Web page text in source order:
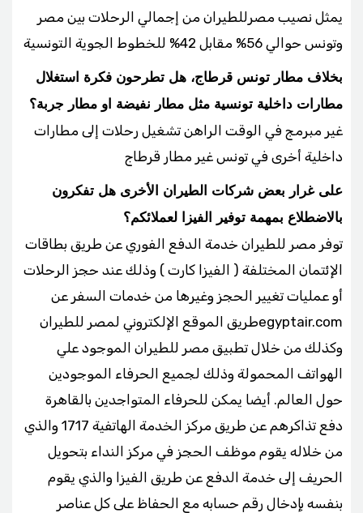
يمثل نصيب مصرللطيران من إجمالي الرحلات بين مصر
وتونس حوالي 56% مقابل 42% للخطوط الجوية التونسية
بخلاف مطار تونس قرطاج، هل تطرحون فكرة استغلال
مطارات داخلية تونسية مثل مطار نفيضة او مطار جربة؟
غير مبرمج في الوقت الراهن تشغيل رحلات إلى مطارات
داخلية أخرى في تونس غير مطار قرطاج
على غرار بعض شركات الطيران الأخرى هل تفكرون
بالاضطلاع بمهمة توفير الفيزا لعملائكم؟
توفر مصر للطيران خدمة الدفع الفوري عن طريق بطاقات
الإئتمان المختلفة ( الفيزا كارت ) وذلك عند حجز الرحلات
أو عمليات تغيير الحجز وغيرها من خدمات السفر عن
طريق الموقع الإلكتروني لمصر للطيرانegyptair.com
وكذلك من خلال تطبيق مصر للطيران الموجود علي
الهواتف المحمولة وذلك لجميع الحرفاء الموجودين
حول العالم. أيضا يمكن للحرفاء المتواجدين بالقاهرة
دفع تذاكرهم عن طريق مركز الخدمة الهاتفية 1717 والذي
من خلاله يقوم موظف الحجز في مركز النداء بتحويل
الحريف إلى خدمة الدفع عن طريق الفيزا والذي يقوم
بنفسه بإدخال رقم حسابه مع الحفاظ على كل عناصر